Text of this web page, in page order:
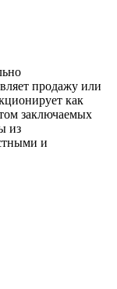
продажу или
как
заключаемых
из
и